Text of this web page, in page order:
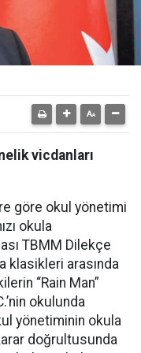
vicdanları
göre okul yönetimi
okula
TBMM Dilekçe
klasikleri arasında
“Rain Man”
okulunda
yönetiminin okula
doğrultusunda